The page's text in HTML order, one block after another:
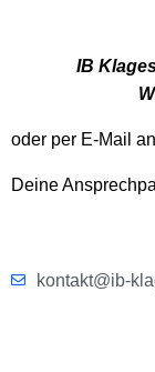
IB
oder per E-Mail an
Deine
kontakt@ib-